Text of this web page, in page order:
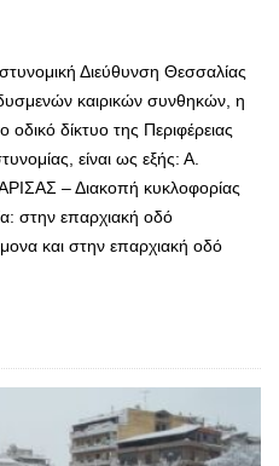
Διεύθυνση Θεσσαλίας
καιρικών συνθηκών, η
δίκτυο της Περιφέρειας
είναι ως εξής: Α.
– Διακοπή κυκλοφορίας
στην επαρχιακή οδό
και στην επαρχιακή οδό